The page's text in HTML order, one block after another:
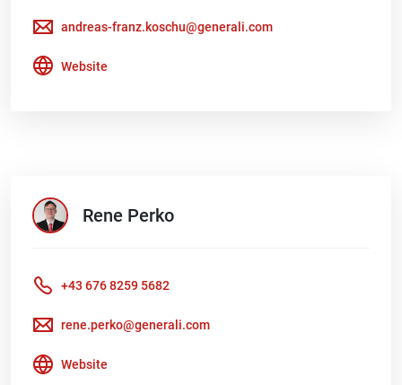
andreas-franz.koschu@generali.com
Website
Rene Perko
+43 676 8259 5682
rene.perko@generali.com
Website